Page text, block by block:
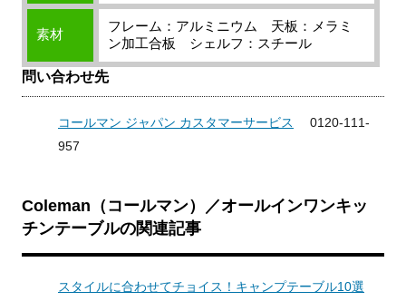
素材
フレーム：アルミニウム 天板：メラミ
ン加工合板 シェルフ：スチール
問い合わせ先
コールマン ジャパン カスタマーサービス
0120-111-
957
Coleman（コールマン）／オールインワンキッ
チンテーブルの関連記事
スタイルに合わせてチョイス！キャンプテーブル10選